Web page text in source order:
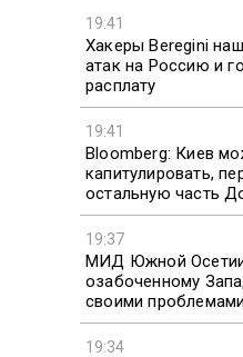
19:41
Хакеры Beregini
атак на Россию и
расплату
19:41
Bloomberg: Киев
капитулировать,
остальную часть
19:37
МИД Южной Осетии
озабоченному
своими проблемами
19:34